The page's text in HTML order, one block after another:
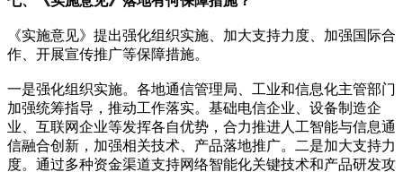
《实施意见》提出强化组织实施、加大支持力度、加强国际合
作、开展宣传推广等保障措施。
一是强化组织实施。各地通信管理局、工业和信息化主管部门
加强统筹指导，推动工作落实。基础电信企业、设备制造企
业、互联网企业等发挥各自优势，合力推进人工智能与信息通
信融合创新，加强相关技术、产品落地推广。二是加大支持力
度。通过多种资金渠道支持网络智能化关键技术和产品研发攻